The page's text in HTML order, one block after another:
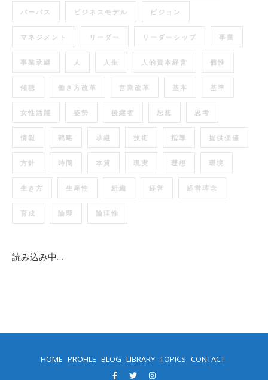
パーパス ビジネスモデル ビジョン
マネジメント リーダー リーダーシップ 事業
事業承継 人 人生 人的資本経営 個性
傾聴 働き方改革 営業改革 基本 基準
女性活躍 姿勢 後継者 思想 思考
情報 戦略 承継 技術 指導 提供価値
方針 時間 本質 現実 理想 環境
生き方 生産性 組織 経営 経営理念
育成 論理 論理性
読み込み中…
HOME PROFILE BLOG LIBRARY TOPICS CONTACT